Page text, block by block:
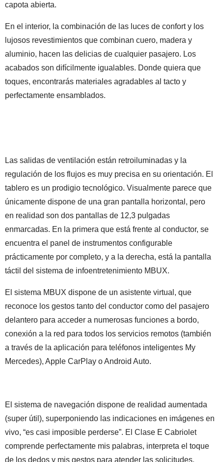
capota abierta.
En el interior, la combinación de las luces de confort y los
lujosos revestimientos que combinan cuero, madera y
aluminio, hacen las delicias de cualquier pasajero. Los
acabados son difícilmente igualables. Donde quiera que
toques, encontrarás materiales agradables al tacto y
perfectamente ensamblados.
Las salidas de ventilación están retroiluminadas y la
regulación de los flujos es muy precisa en su orientación. El
tablero es un prodigio tecnológico. Visualmente parece que
únicamente dispone de una gran pantalla horizontal, pero
en realidad son dos pantallas de 12,3 pulgadas
enmarcadas. En la primera que está frente al conductor, se
encuentra el panel de instrumentos configurable
prácticamente por completo, y a la derecha, está la pantalla
táctil del sistema de infoentretenimiento MBUX.
El sistema MBUX dispone de un asistente virtual, que
reconoce los gestos tanto del conductor como del pasajero
delantero para acceder a numerosas funciones a bordo,
conexión a la red para todos los servicios remotos (también
a través de la aplicación para teléfonos inteligentes My
Mercedes), Apple CarPlay o Android Auto.
El sistema de navegación dispone de realidad aumentada
(super útil), superponiendo las indicaciones en imágenes en
vivo, “es casi imposible perderse”. El Clase E Cabriolet
comprende perfectamente mis palabras, interpreta el toque
de los dedos y mis gestos para atender las solicitudes,